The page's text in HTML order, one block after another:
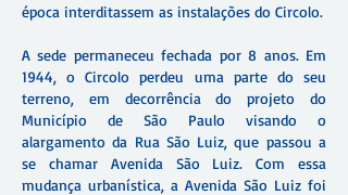
época interditassem as instalações do Circolo.
A sede permaneceu fechada por 8 anos. Em
1944, o Circolo perdeu uma parte do seu
terreno, em decorrência do projeto do
Município de São Paulo visando o
alargamento da Rua São Luiz, que passou a
se chamar Avenida São Luiz. Com essa
mudança urbanística, a Avenida São Luiz foi